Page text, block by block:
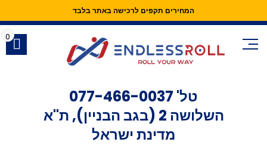
המחירים תקפים לרכישה באתר בלבד
Skip
Content
טל' 077-466-0037
השלושה 2 (בגב הבניין), ת"א
מדינת ישראל
0